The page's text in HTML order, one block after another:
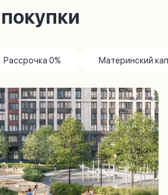
Рассрочка 0% Материнский